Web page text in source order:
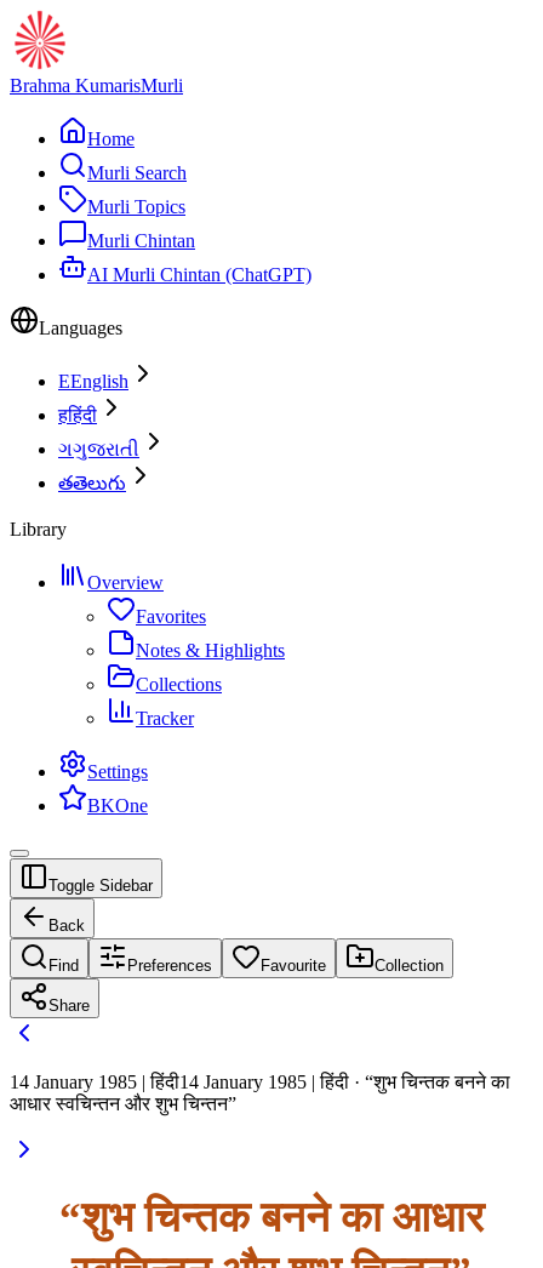
Brahma KumarisMurli
Home
Murli Search
Murli Topics
Murli Chintan
AI Murli Chintan (ChatGPT)
Languages
EEnglish
हहिंदी
ગગુજરાતી
తతెలుగు
Library
Overview
Favorites
Notes & Highlights
Collections
Tracker
Settings
BKOne
Toggle Sidebar
Back
Find Preferences Favourite Collection
Share
14 January 1985 | हिंदी14 January 1985 | हिंदी · “शुभ चिन्तक बनने का
आधार स्वचिन्तन और शुभ चिन्तन”
“शुभ चिन्तक बनने का आधार